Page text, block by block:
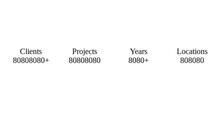
Clients
80808080+
Projects
80808080
Years
8080+
Locations
808080